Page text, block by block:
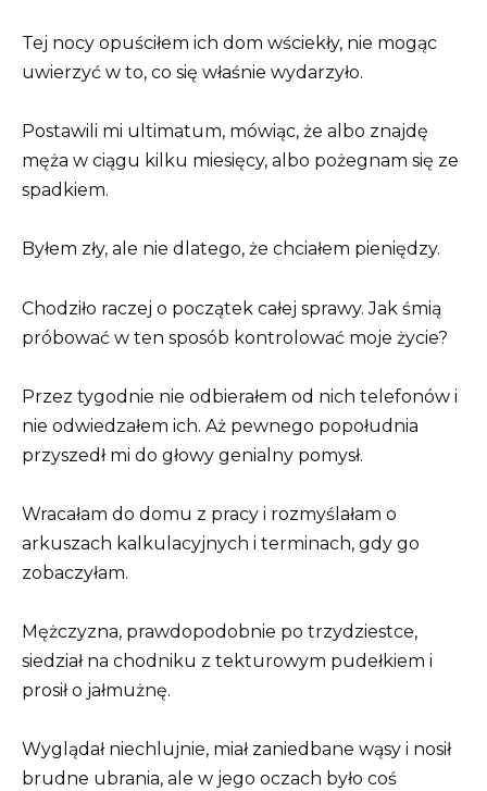
Tej nocy opuściłem ich dom wściekły, nie mogąc
uwierzyć w to, co się właśnie wydarzyło.
Postawili mi ultimatum, mówiąc, że albo znajdę
męża w ciągu kilku miesięcy, albo pożegnam się ze
spadkiem.
Byłem zły, ale nie dlatego, że chciałem pieniędzy.
Chodziło raczej o początek całej sprawy. Jak śmią
próbować w ten sposób kontrolować moje życie?
Przez tygodnie nie odbierałem od nich telefonów i
nie odwiedzałem ich. Aż pewnego popołudnia
przyszedł mi do głowy genialny pomysł.
Wracałam do domu z pracy i rozmyślałam o
arkuszach kalkulacyjnych i terminach, gdy go
zobaczyłam.
Mężczyzna, prawdopodobnie po trzydziestce,
siedział na chodniku z tekturowym pudełkiem i
prosił o jałmużnę.
Wyglądał niechlujnie, miał zaniedbane wąsy i nosił
brudne ubrania, ale w jego oczach było coś